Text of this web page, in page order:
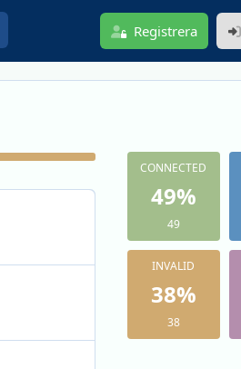
Registrera
CONNECTED
49%
49
INVALID
38%
38